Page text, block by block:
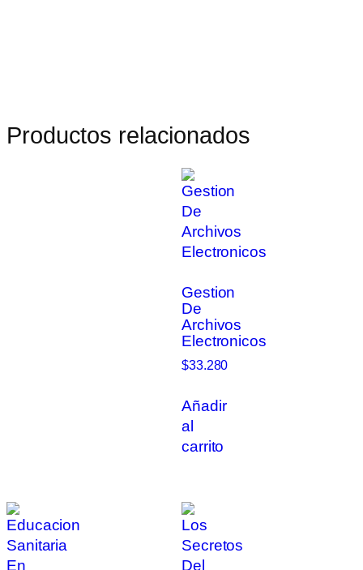
Productos relacionados
Gestion
De
Archivos
Electronicos
$33.280
Añadir
al
carrito